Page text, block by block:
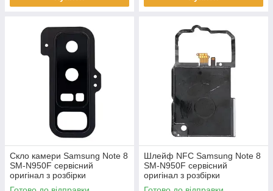
Скло камери Samsung Note 8
SM-N950F сервісний
оригінал з розбірки
Шлейф NFC Samsung Note 8
SM-N950F сервісний
оригінал з розбірки